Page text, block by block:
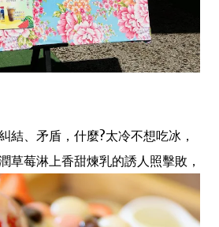
結、矛盾，什麼?太冷不想吃冰，
草莓淋上香甜煉乳的誘人照擊敗，